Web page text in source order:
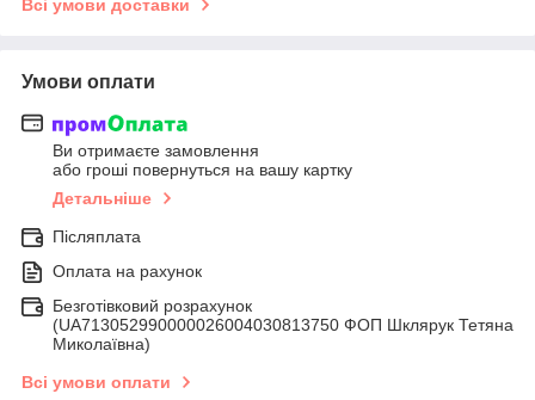
Всі умови доставки
Умови оплати
Ви отримаєте замовлення
або гроші повернуться на вашу картку
Детальніше
Післяплата
Оплата на рахунок
Безготівковий розрахунок
(UA713052990000026004030813750 ФОП Шклярук Тетяна
Миколаївна)
Всі умови оплати